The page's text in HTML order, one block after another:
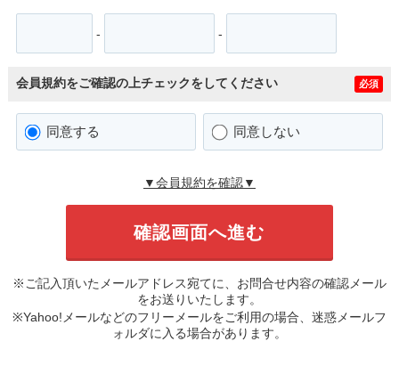
- -
会員規約をご確認の上チェックをしてください 必須
同意する 同意しない
▼会員規約を確認▼
※ご記入頂いたメールアドレス宛てに、お問合せ内容の確認メール
をお送りいたします。
※Yahoo!メールなどのフリーメールをご利用の場合、迷惑メールフ
ォルダに入る場合があります。